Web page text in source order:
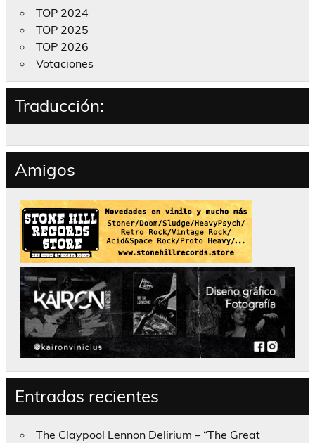
TOP 2024
TOP 2025
TOP 2026
Votaciones
Traducción:
Amigos
Entradas recientes
The Claypool Lennon Delirium – “The Great